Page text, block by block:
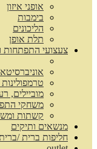
אופני איזון
בימבות
הליכונים
תלת אופן
צעצועי התפתחות
טרמפולינות
מוביילים,
משחקי
קשתות
מנשאים ותיקים
חליפות ברית /